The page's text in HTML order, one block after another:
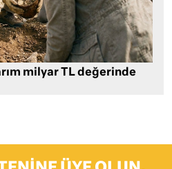
milyar TL değerinde